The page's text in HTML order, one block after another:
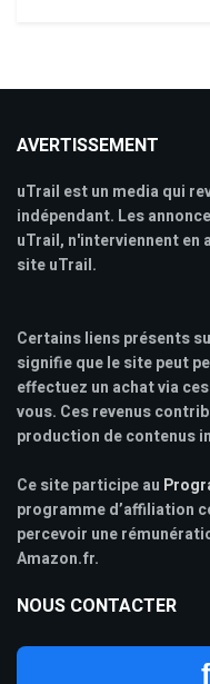
AVERTISSEMENT
uTrail est un media qui
indépendant. Les
uTrail, n'interviennent en
site uTrail.
Certains liens présents
signifie que le site peut
effectuez un achat via
vous. Ces revenus
production de contenus
Ce site participe au
programme d’affiliation
percevoir une
Amazon.fr.
NOUS CONTACTER
f